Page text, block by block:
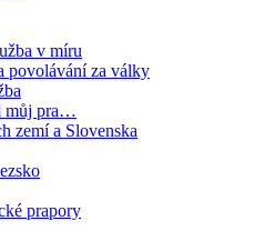
v míru
povolávání za války
můj pra…
zemí a Slovenska
prapory